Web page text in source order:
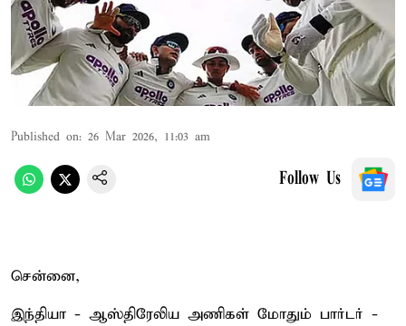
Published on: 26 Mar 2026, 11:03 am
Follow Us
சென்னை,
இந்தியா - ஆஸ்திரேலிய அணிகள் மோதும் பார்டர் -